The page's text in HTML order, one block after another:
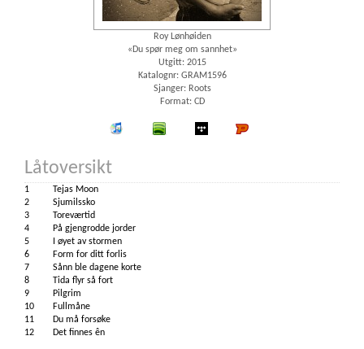
Roy Lønhøiden
«Du spør meg om sannhet»
Utgitt: 2015
Katalognr: GRAM1596
Sjanger: Roots
Format: CD
iTunes spotify wimp
Låtoversikt
1
Tejas Moon
2
Sjumilssko
3
Toreværtid
4
På gjengrodde jorder
5
I øyet av stormen
6
Form for ditt forlis
7
Sånn ble dagene korte
8
Tida flyr så fort
9
Pilgrim
10
Fullmåne
11
Du må forsøke
12
Det finnes ên